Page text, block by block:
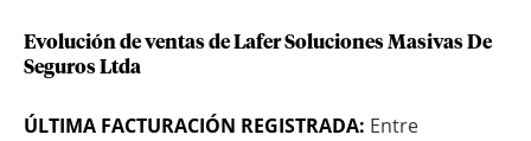
Evolución de ventas de Lafer Soluciones Masivas De
Seguros Ltda
ÚLTIMA FACTURACIÓN REGISTRADA: Entre